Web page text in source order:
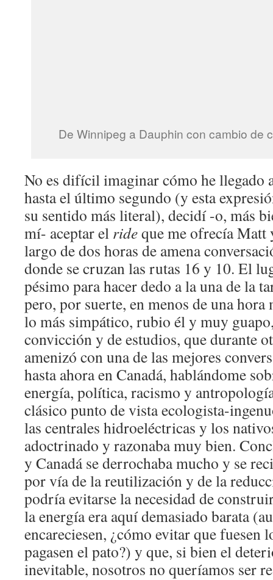
De Winnipeg a Dauphin con cambio de
No es difícil imaginar cómo he llegado
hasta el último segundo (y esta
su sentido más literal), decidí -o, más
mí- aceptar el rideque me ofrecía Matt
largo de dos horas de amena
donde se cruzan las rutas 16 y 10. El
pésimo para hacer dedo a la una de la
pero, por suerte, en menos de una
lo más simpático, rubio él y muy
convicción y de estudios, que durante
amenizó con una de las mejores
hasta ahora en Canadá, hablándome
energía, política, racismo y
clásico punto de vista ecologista-
las centrales hidroeléctricas y los
adoctrinado y razonaba muy bien.
y Canadá se derrochaba mucho y se
por vía de la reutilización y de la
podría evitarse la necesidad de
la energía era aquí demasiado barata
encareciesen, ¿cómo evitar que fuesen
pagasen el pato?) y que, si bien el
inevitable, nosotros no queríamos ser